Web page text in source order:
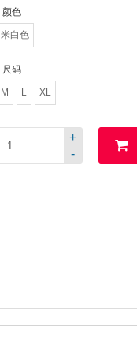
颜色
米白色
尺码
M L XL
-
+